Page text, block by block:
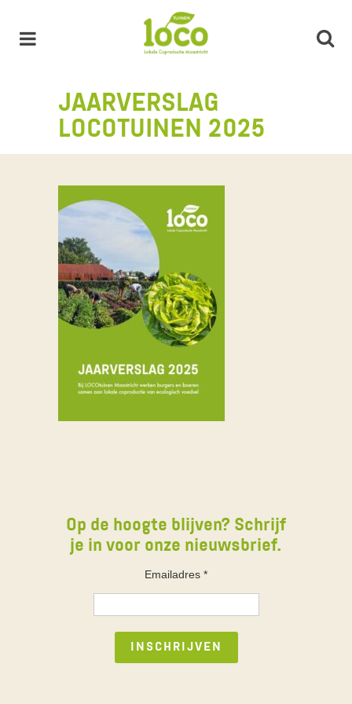
JAARVERSLAG
LOCOTUINEN 2025
Op de hoogte blijven? Schrijf
je in voor onze nieuwsbrief.
Emailadres *